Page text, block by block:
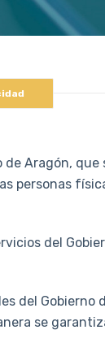
Aragón, que
personas
del
del
se